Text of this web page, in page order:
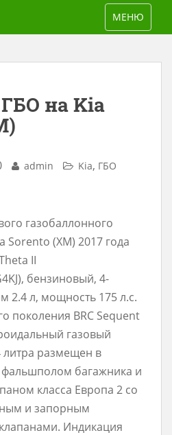
TOGGLE
МЕНЮ
на Kia
admin Kia, ГБО
газобаллонного
Sorento (XM) 2017 года
II
бензиновый, 4-
2.4 л, мощность 175 л.с.
поколения BRC Sequent
газовый
размещен в
багажника и
класса Европа 2 со
и запорным
Индикация